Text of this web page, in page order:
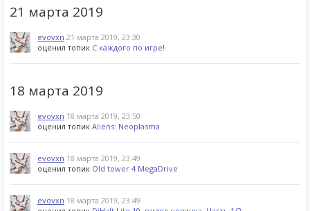
21 марта 2019
evovxn 21 марта 2019, 23:30
оценил топик С каждого по игре!
18 марта 2019
evovxn 18 марта 2019, 23:50
оценил топик Aliens: Neoplasma
evovxn 18 марта 2019, 23:49
оценил топик Old tower 4 MegaDrive
evovxn 18 марта 2019, 23:49